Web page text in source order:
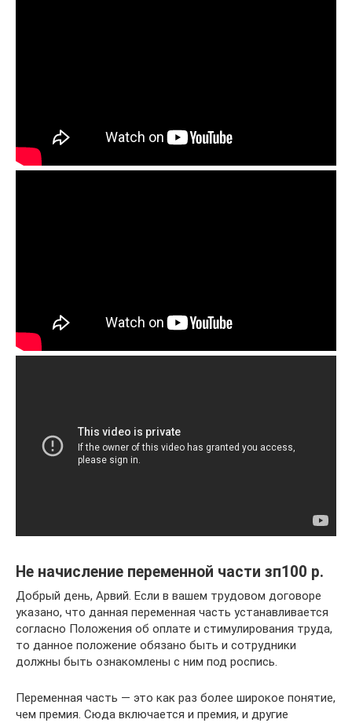
Не начисление переменной части зп100 р.
Добрый день, Арвий. Если в вашем трудовом договоре
указано, что данная переменная часть устанавливается
согласно Положения об оплате и стимулирования труда,
то данное положение обязано быть и сотрудники
должны быть ознакомлены с ним под роспись.
Переменная часть — это как раз более широкое понятие,
чем премия. Сюда включается и премия, и другие